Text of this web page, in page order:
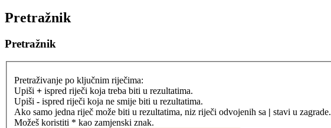
Pretražnik
Pretražnik
Pretraživanje po ključnim riječima:
Upiši + ispred riječi koja treba biti u rezultatima.
Upiši - ispred riječi koja ne smije biti u rezultatima.
Ako samo jedna riječ može biti u rezultatima, niz riječi odvojenih sa | stavi u zagrade.
Možeš koristiti * kao zamjenski znak.